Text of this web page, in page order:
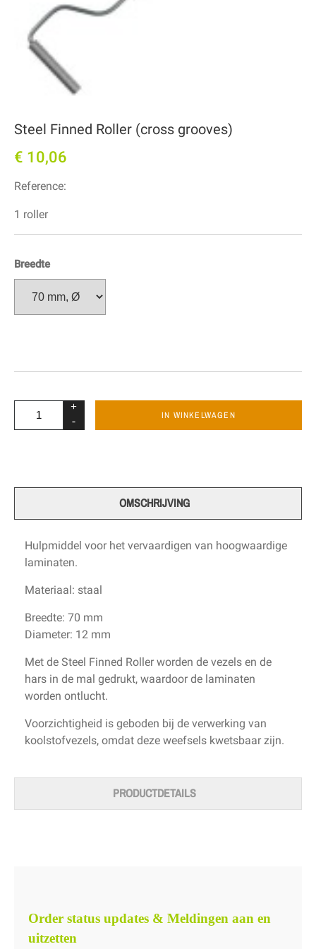
Steel Finned Roller (cross grooves)
€ 10,06
Reference:
1 roller
Breedte
+
-
IN WINKELWAGEN
OMSCHRIJVING
Hulpmiddel voor het vervaardigen van hoogwaardige
laminaten.
Materiaal: staal
Breedte: 70 mm
Diameter: 12 mm
Met de Steel Finned Roller worden de vezels en de
hars in de mal gedrukt, waardoor de laminaten
worden ontlucht.
Voorzichtigheid is geboden bij de verwerking van
koolstofvezels, omdat deze weefsels kwetsbaar zijn.
PRODUCTDETAILS
Order status updates & Meldingen aan en
uitzetten